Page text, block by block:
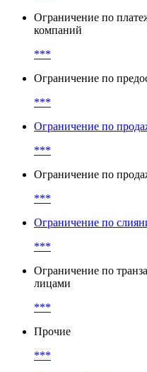
Ограничение по
компаний
***
Ограничение по
***
Ограничение по
***
Ограничение по
***
Ограничение по
***
Ограничение по
лицами
***
Прочие
***